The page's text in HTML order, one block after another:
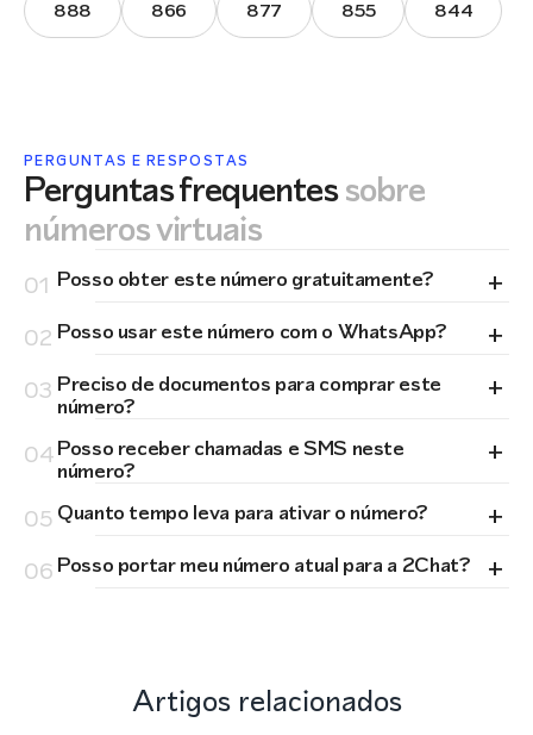
888 866 877 855 844
PERGUNTAS E RESPOSTAS
Perguntas frequentessobre
números virtuais
01 Posso obter este número gratuitamente? +
02 Posso usar este número com o WhatsApp? +
03 Preciso de documentos para comprar este
número? +
04Posso receber chamadas e SMS neste
número? +
05 Quanto tempo leva para ativar o número? +
06 Posso portar meu número atual para a 2Chat? +
Artigos relacionados